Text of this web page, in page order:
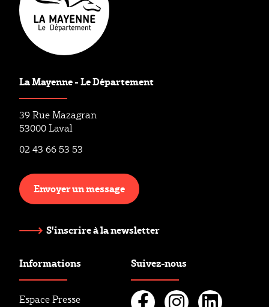
La Mayenne - Le Département
39 Rue Mazagran
53000 Laval
02 43 66 53 53
Envoyer un message
S'inscrire à la newsletter
Informations
Espace Presse
Suivez-nous